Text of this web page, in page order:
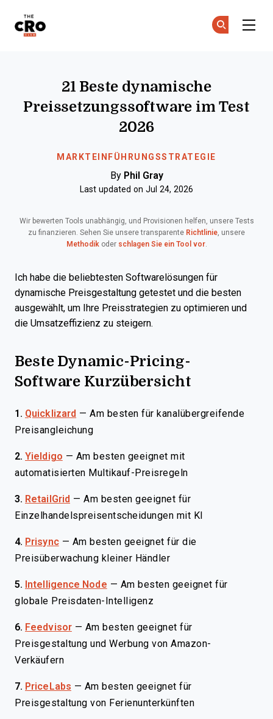
MARKTEINFÜHRUNGSSTRATEGIE
21 Beste dynamische
Preissetzungssoftware im Test
2026
By Phil Gray
Last updated on Jul 24, 2026
Wir bewerten Tools unabhängig, und Provisionen helfen, unsere Tests
zu finanzieren. Sehen Sie unsere transparente Richtlinie, unsere
Methodikoder schlagen Sie ein Tool vor.
Ich habe die beliebtesten Softwarelösungen für
dynamische Preisgestaltung getestet und die besten
ausgewählt, um Ihre Preisstrategien zu optimieren und
die Umsatzeffizienz zu steigern.
Beste Dynamic-Pricing-
Software Kurzübersicht
1. Quicklizard —Am besten für kanalübergreifende
Preisangleichung
2. Yieldigo — Am besten geeignet mit
automatisierten Multikauf-Preisregeln
3. RetailGrid — Am besten geeignet für
Einzelhandelspreisentscheidungen mit KI
4. Prisync — Am besten geeignet für die
Preisüberwachung kleiner Händler
5. Intelligence Node — Am besten geeignet für
globale Preisdaten-Intelligenz
6. Feedvisor — Am besten geeignet für
Preisgestaltung und Werbung von Amazon-
Verkäufern
7. PriceLabs — Am besten geeignet für
Preisgestaltung von Ferienunterkünften